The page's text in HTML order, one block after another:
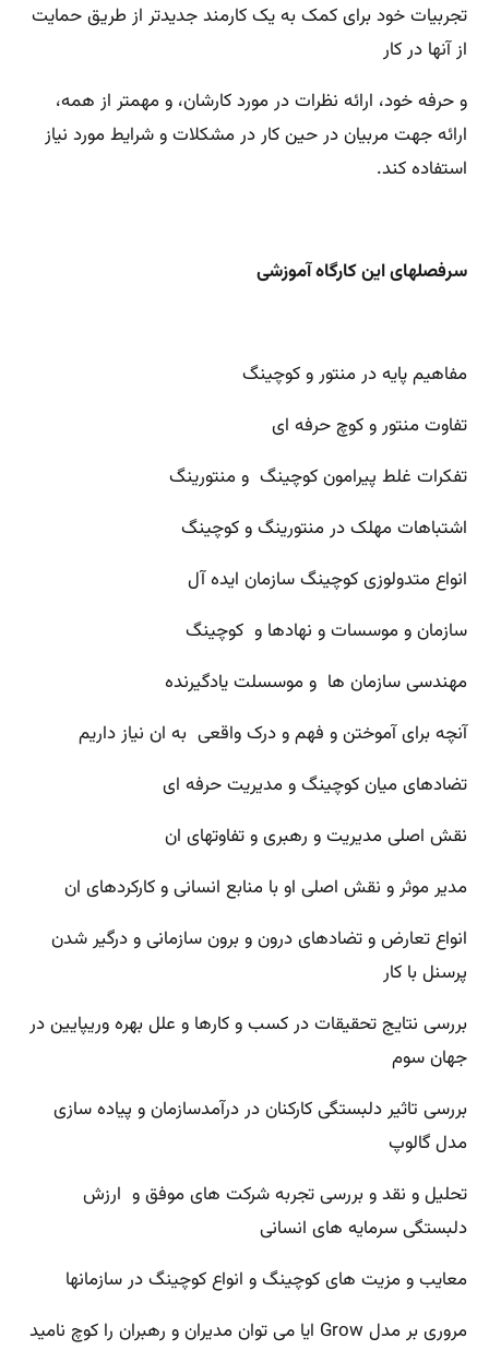
تجربیات خود برای کمک به یک کارمند جدیدتر از طریق حمایت
از آنها در کار
و حرفه خود، ارائه نظرات در مورد کارشان، و مهمتر از همه،
ارائه جهت مربیان در حین کار در مشکلات و شرایط مورد نیاز
استفاده کند.
سرفصلهای این کارگاه آموزشی
مفاهیم پایه در منتور و کوچینگ
تفاوت منتور و کوچ حرفه ای
تفکرات غلط پیرامون کوچینگ و منتورینگ
اشتباهات مهلک در منتورینگ و کوچینگ
انواع متدولوزی کوچینگ سازمان ایده آل
سازمان و موسسات و نهادها و کوچینگ
مهندسی سازمان ها و موسسلت یادگیرنده
آنچه برای آموختن و فهم و درک واقعی به ان نیاز داریم
تضادهای میان کوچینگ و مدیریت حرفه ای
نقش اصلی مدیریت و رهبری و تفاوتهای ان
مدیر موثر و نقش اصلی او با منابع انسانی و کارکردهای ان
انواع تعارض و تضادهای درون و برون سازمانی و درگیر شدن
پرسنل با کار
بررسی نتایج تحقیقات در کسب و کارها و علل بهره وریپایین در
جهان سوم
بررسی تاثیر دلبستگی کارکنان در درآمدسازمان و پیاده سازی
مدل گالوپ
تحلیل و نقد و بررسی تجربه شرکت های موفق و ارزش
دلبستگی سرمایه های انسانی
معایب و مزیت های کوچینگ و انواع کوچینگ در سازمانها
مروری بر مدل Grow ایا می توان مدیران و رهبران را کوچ نامید